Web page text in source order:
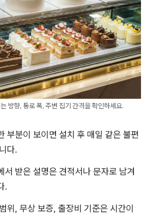
방향, 통로 폭, 주변 집기 간격을 확인하세요.
부분이 보이면 설치 후 매일 같은 불편
다.
서 받은 설명은 견적서나 문자로 남겨
.
위, 무상 보증, 출장비 기준은 시간이